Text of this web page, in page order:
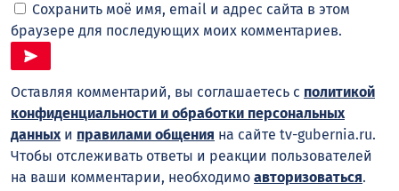
Сохранить моё имя, email и адрес сайта в этом
браузере для последующих моих комментариев.
Оставляя комментарий, вы соглашаетесь с политикой
конфиденциальности и обработки персональных
данныхи правилами общения на сайте tv-gubernia.ru.
Чтобы отслеживать ответы и реакции пользователей
на ваши комментарии, необходимо авторизоваться.